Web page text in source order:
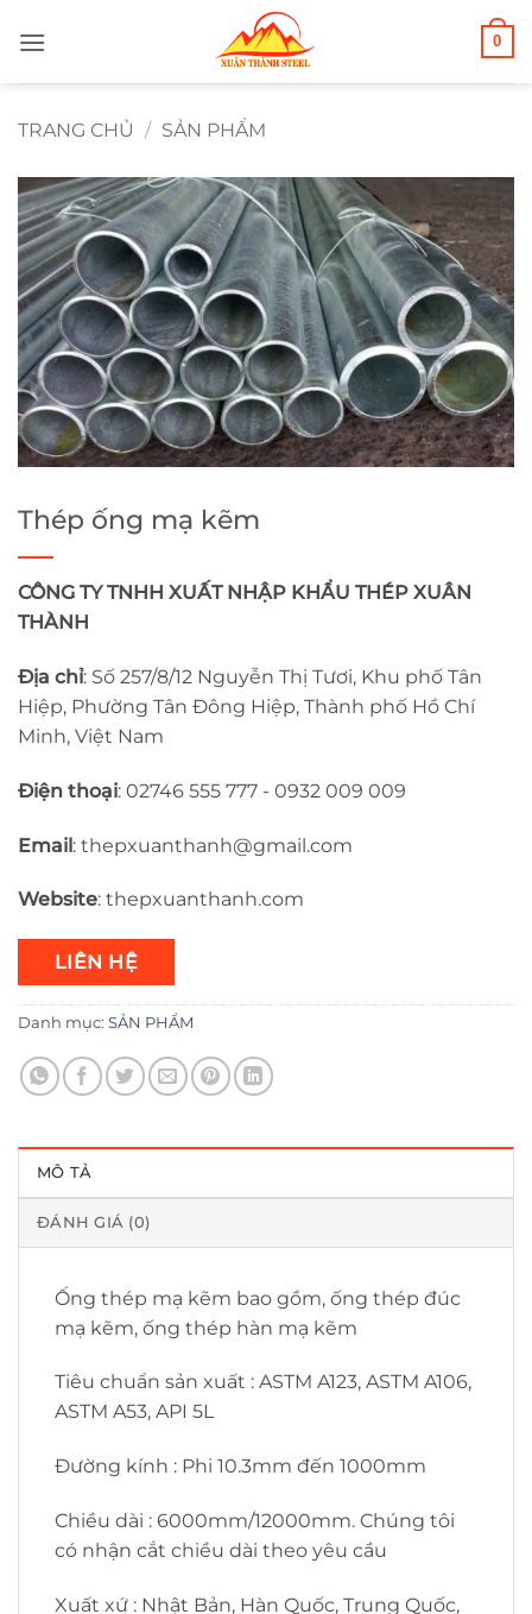
qua
0
TRANG CHỦ / SẢN PHẨM
Thép ống mạ kẽm
CÔNG TY TNHH XUẤT NHẬP KHẨU THÉP XUÂN
THÀNH
Địa chỉ: Số 257/8/12 Nguyễn Thị Tươi, Khu phố Tân
Hiệp, Phường Tân Đông Hiệp, Thành phố Hồ Chí
Minh, Việt Nam
Điện thoại: 02746 555 777 - 0932 009 009
Email: thepxuanthanh@gmail.com
Website: thepxuanthanh.com
LIÊN HỆ
Danh mục: SẢN PHẨM
MÔ TẢ
ĐÁNH GIÁ (0)
Ống thép mạ kẽm bao gồm, ống thép đúc
mạ kẽm, ống thép hàn mạ kẽm
Tiêu chuẩn sản xuất : ASTM A123, ASTM A106,
ASTM A53, API 5L
Đường kính : Phi 10.3mm đến 1000mm
Chiều dài : 6000mm/12000mm. Chúng tôi
có nhận cắt chiều dài theo yêu cầu
Xuất xứ : Nhật Bản, Hàn Quốc, Trung Quốc,